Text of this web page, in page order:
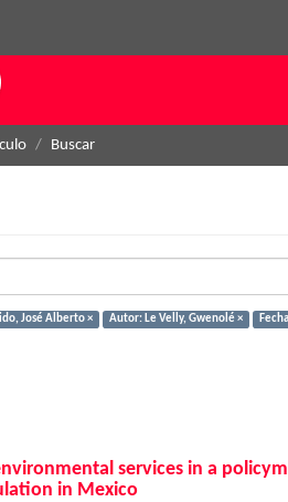
Buscar
José Alberto × Autor: Le Velly, Gwenolé ×
services in a
in Mexico